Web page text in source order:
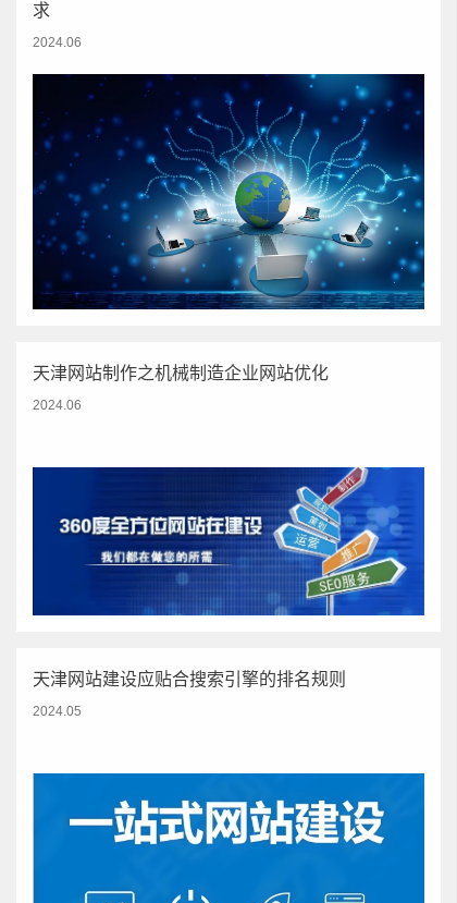
求
2024.06
天津网站制作之机械制造企业网站优化
2024.06
天津网站建设应贴合搜索引擎的排名规则
2024.05